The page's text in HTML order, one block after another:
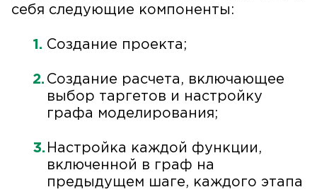
себя следующие компоненты:
Создание проекта;
Создание расчета, включающее
выбор таргетов и настройку
графа моделирования;
Настройка каждой функции,
включенной в граф на
предыдущем шаге, каждого этапа